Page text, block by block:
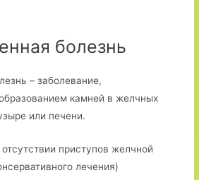
болезнь
– заболевание,
камней в желчных
или печени.
приступов желчной
лечения)